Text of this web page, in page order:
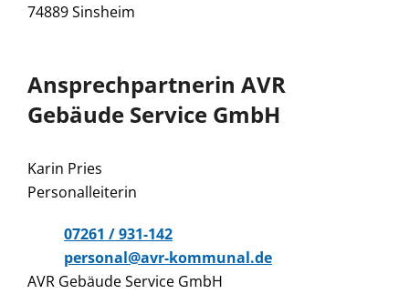
74889 Sinsheim
Ansprechpartnerin AVR
Gebäude Service GmbH
Karin Pries
Personalleiterin
07261 / 931-142
personal@avr-kommunal.de
AVR Gebäude Service GmbH